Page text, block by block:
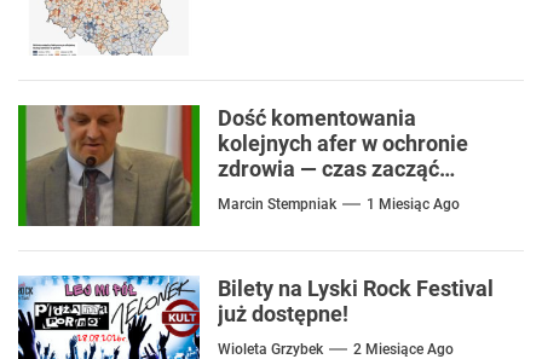
Dość komentowania
kolejnych afer w ochronie
zdrowia — czas zacząć
mówić o rozwiązaniach
Marcin Stempniak 1 Miesiąc Ago
Bilety na Lyski Rock Festival
już dostępne!
Wioleta Grzybek 2 Miesiące Ago